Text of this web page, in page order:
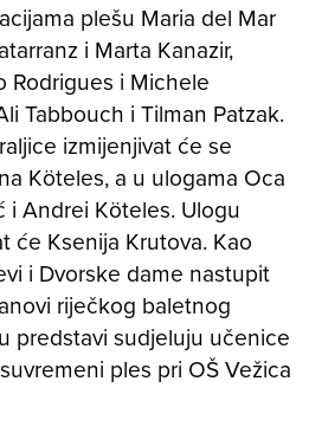
plešu Maria del Mar
i Marta Kanazir,
Rodrigues i Michele
Tabbouch i Tilman Patzak.
izmijenjivat će se
Köteles, a u ulogama Oca
i Andrei Köteles. Ulogu
će Ksenija Krutova. Kao
i Dvorske dame nastupit
riječkog baletnog
predstavi sudjeluju učenice
ples pri OŠ Vežica